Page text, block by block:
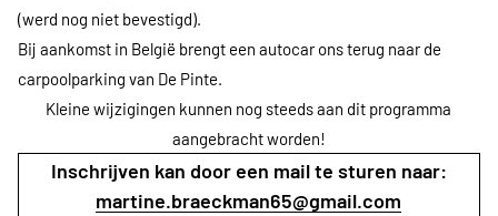
(werd nog niet bevestigd).
Bij aankomst in België brengt een autocar ons terug naar de
carpoolparking van De Pinte.
Kleine wijzigingen kunnen nog steeds aan dit programma
aangebracht worden!
Inschrijven kan door een mail te sturen naar:
martine.braeckman65@gmail.com